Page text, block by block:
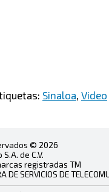
Sinaloa, Video
© 2026
de C.V.
registradas TM
DE SERVICIOS DE